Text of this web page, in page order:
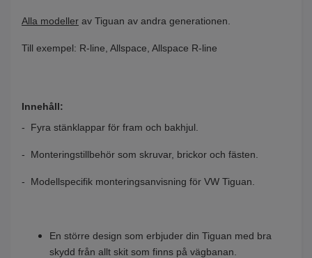
Alla modeller av Tiguan av andra generationen.
Till exempel: R-line, Allspace, Allspace R-line
Innehåll:
- Fyra stänklappar för fram och bakhjul.
- Monteringstillbehör som skruvar, brickor och fästen.
- Modellspecifik monteringsanvisning för VW Tiguan.
En större design som erbjuder din Tiguan med bra
skydd från allt skit som finns på vägbanan.